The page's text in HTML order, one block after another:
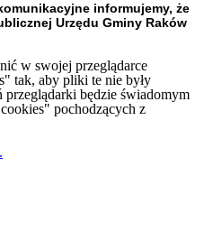
informujemy, że
Urzędu Gminy Raków
w swojej przeglądarce
tak, aby pliki te nie były
będzie świadomym
pochodzących z